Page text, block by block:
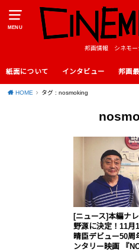
MENU
邦画情報 シネモ
紙面について インタビュー 邦画
HOME タグ : nosmoking
[ニュース]本編ナ
野源に決定！11月
晴臣デビュー50周
ンタリー映画 『